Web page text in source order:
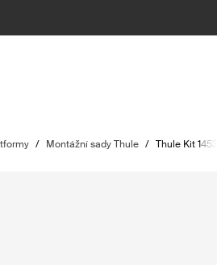
/ Montážní sady Thule / Thule Kit